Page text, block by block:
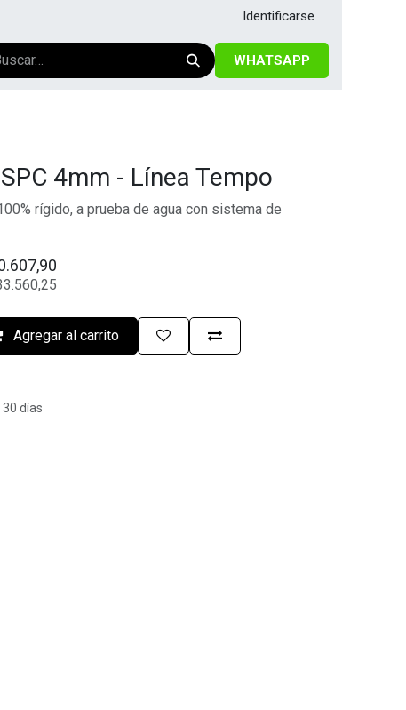
Identificarse
WHATSAPP
4mm - Línea Tempo
rígido, a prueba de agua con sistema de
Agregar al carrito
días